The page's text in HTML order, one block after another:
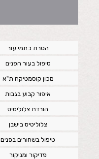
הסרת כתמי עור
טיפול בעור הפנים
מכון קוסמטיקה ת"א
איפור קבוע בגבות
הורדת צלוליטיס
צלוליטיס בישבן
טיפול בשחורים בפנים
פדיקור ומניקור